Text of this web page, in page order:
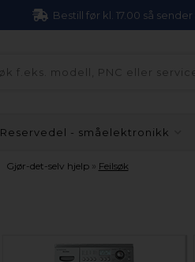
Bestill før kl. 17.00 så
Reservedel - småelektronikk
Gjør-det-selv hjelp» Feilsøk